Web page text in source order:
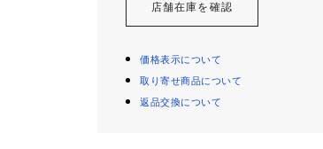
店舗在庫を確認
価格表示について
取り寄せ商品について
返品交換について